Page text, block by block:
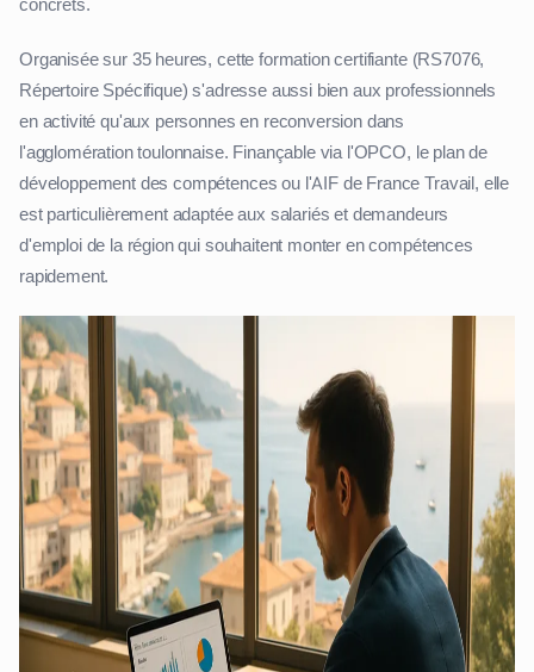
concrets.
Organisée sur 35 heures, cette formation certifiante (RS7076,
Répertoire Spécifique) s'adresse aussi bien aux professionnels
en activité qu'aux personnes en reconversion dans
l'agglomération toulonnaise. Finançable via l'OPCO, le plan de
développement des compétences ou l'AIF de France Travail, elle
est particulièrement adaptée aux salariés et demandeurs
d'emploi de la région qui souhaitent monter en compétences
rapidement.